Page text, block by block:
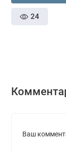
24
Ваш